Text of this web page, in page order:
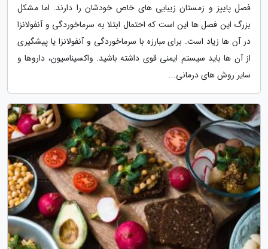
فصل پاییز و زمستان زیبایی های خاص خودشان را دارند. اما مشکل
بزرگ این فصل ها این است که احتمال ابتلا به سرماخوردگی و آنفولانزا
در آن ها زیاد است. برای مبارزه با سرماخوردگی و آنفولانزا یا پیشگیری
از آن ها باید سیستم ایمنی قوی داشته باشید. واکسیناسیون، داروها و
سایر روش های درمانی...